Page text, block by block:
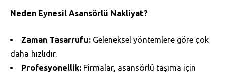
Neden Eynesil Asansörlü Nakliyat?
Zaman Tasarrufu: Geleneksel yöntemlere göre çok
daha hızlıdır.
Profesyonellik: Firmalar, asansörlü taşıma için